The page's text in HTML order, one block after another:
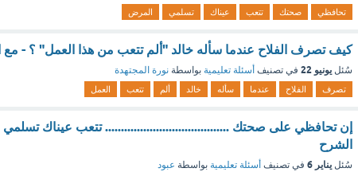
تحافظي صحتك تتعب عيناك تسلمي المرض
كيف تصرف الفلاح عندما سأله خالد "ألم تتعب من هذا العمل" ؟ - مع
سُئل يونيو 22 في تصنيف أسئلة تعليمية بواسطة نورة المجتهدة
تصرف الفلاح عندما سأله خالد ألم تتعب العمل
إن تحافظي على صحتك ....................................... تتعب عيناك
الشرح
سُئل يناير 6 في تصنيف أسئلة تعليمية بواسطة عبود